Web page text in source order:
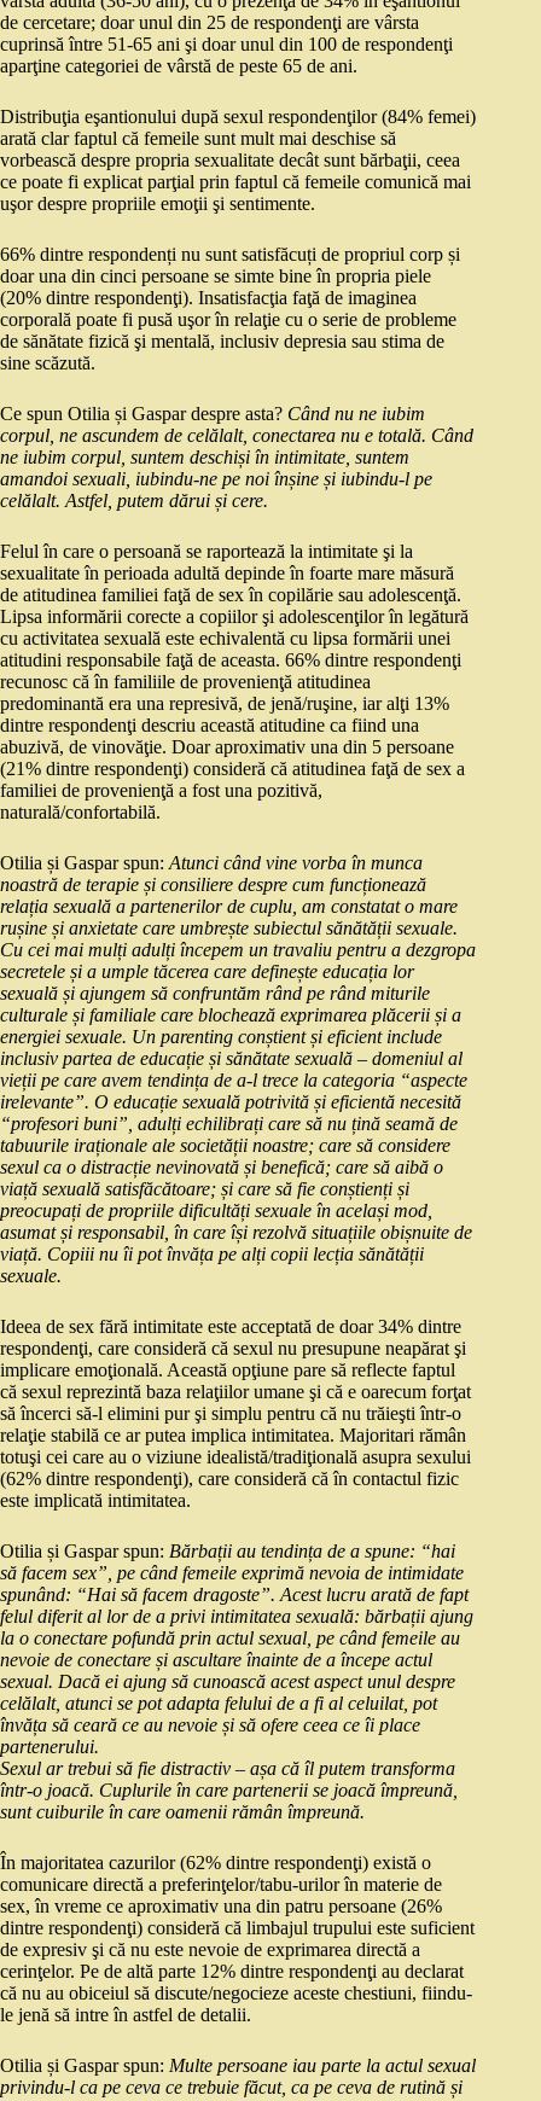
de cercetare; doar unul din 25 de respondenţi are vârsta
cuprinsă între 51-65 ani şi doar unul din 100 de respondenţi
aparţine categoriei de vârstă de peste 65 de ani.
Distribuţia eşantionului după sexul respondenţilor (84% femei)
arată clar faptul că femeile sunt mult mai deschise să
vorbească despre propria sexualitate decât sunt bărbaţii, ceea
ce poate fi explicat parţial prin faptul că femeile comunică mai
uşor despre propriile emoţii şi sentimente.
66% dintre respondenți nu sunt satisfăcuți de propriul corp și
doar una din cinci persoane se simte bine în propria piele
(20% dintre respondenţi). Insatisfacţia faţă de imaginea
corporală poate fi pusă uşor în relaţie cu o serie de probleme
de sănătate fizică şi mentală, inclusiv depresia sau stima de
sine scăzută.
Ce spun Otilia și Gaspar despre asta? Când nu ne iubim
corpul, ne ascundem de celălalt, conectarea nu e totală. Când
ne iubim corpul, suntem deschiși în intimitate, suntem
amandoi sexuali, iubindu-ne pe noi înșine și iubindu-l pe
celălalt. Astfel, putem dărui și cere.
Felul în care o persoană se raportează la intimitate şi la
sexualitate în perioada adultă depinde în foarte mare măsură
de atitudinea familiei faţă de sex în copilărie sau adolescenţă.
Lipsa informării corecte a copiilor şi adolescenţilor în legătură
cu activitatea sexuală este echivalentă cu lipsa formării unei
atitudini responsabile faţă de aceasta. 66% dintre respondenţi
recunosc că în familiile de provenienţă atitudinea
predominantă era una represivă, de jenă/ruşine, iar alţi 13%
dintre respondenţi descriu această atitudine ca fiind una
abuzivă, de vinovăţie. Doar aproximativ una din 5 persoane
(21% dintre respondenţi) consideră că atitudinea faţă de sex a
familiei de provenienţă a fost una pozitivă,
naturală/confortabilă.
Otilia și Gaspar spun: Atunci când vine vorba în munca
noastră de terapie și consiliere despre cum funcționează
relația sexuală a partenerilor de cuplu, am constatat o mare
rușine și anxietate care umbrește subiectul sănătății sexuale.
Cu cei mai mulți adulți începem un travaliu pentru a dezgropa
secretele și a umple tăcerea care definește educația lor
sexuală și ajungem să confruntăm rând pe rând miturile
culturale și familiale care blochează exprimarea plăcerii și a
energiei sexuale. Un parenting conștient și eficient include
inclusiv partea de educație și sănătate sexuală – domeniul al
vieții pe care avem tendința de a-l trece la categoria “aspecte
irelevante”. O educație sexuală potrivită și eficientă necesită
“profesori buni”, adulți echilibrați care să nu țină seamă de
tabuurile iraționale ale societății noastre; care să considere
sexul ca o distracție nevinovată și benefică; care să aibă o
viață sexuală satisfăcătoare; și care să fie conștienți și
preocupați de propriile dificultăți sexuale în același mod,
asumat și responsabil, în care își rezolvă situațiile obișnuite de
viață. Copiii nu îi pot învăța pe alți copii lecția sănătății
sexuale.
Ideea de sex fără intimitate este acceptată de doar 34% dintre
respondenţi, care consideră că sexul nu presupune neapărat şi
implicare emoţională. Această opţiune pare să reflecte faptul
că sexul reprezintă baza relaţiilor umane şi că e oarecum forţat
să încerci să-l elimini pur şi simplu pentru că nu trăieşti într-o
relaţie stabilă ce ar putea implica intimitatea. Majoritari rămân
totuşi cei care au o viziune idealistă/tradiţională asupra sexului
(62% dintre respondenţi), care consideră că în contactul fizic
este implicată intimitatea.
Otilia și Gaspar spun: Bărbații au tendința de a spune: “hai
să facem sex”, pe când femeile exprimă nevoia de intimidate
spunând: “Hai să facem dragoste”. Acest lucru arată de fapt
felul diferit al lor de a privi intimitatea sexuală: bărbații ajung
la o conectare pofundă prin actul sexual, pe când femeile au
nevoie de conectare și ascultare înainte de a începe actul
sexual. Dacă ei ajung să cunoască acest aspect unul despre
celălalt, atunci se pot adapta felului de a fi al celuilat, pot
învăța să ceară ce au nevoie și să ofere ceea ce îi place
partenerului.
Sexul ar trebui să fie distractiv – așa că îl putem transforma
într-o joacă. Cuplurile în care partenerii se joacă împreună,
sunt cuiburile în care oamenii rămân împreună.
În majoritatea cazurilor (62% dintre respondenţi) există o
comunicare directă a preferinţelor/tabu-urilor în materie de
sex, în vreme ce aproximativ una din patru persoane (26%
dintre respondenţi) consideră că limbajul trupului este suficient
de expresiv şi că nu este nevoie de exprimarea directă a
cerinţelor. Pe de altă parte 12% dintre respondenţi au declarat
că nu au obiceiul să discute/negocieze aceste chestiuni, fiindu-
le jenă să intre în astfel de detalii.
Otilia și Gaspar spun: Multe persoane iau parte la actul sexual
privindu-l ca pe ceva ce trebuie făcut, ca pe ceva de rutină și